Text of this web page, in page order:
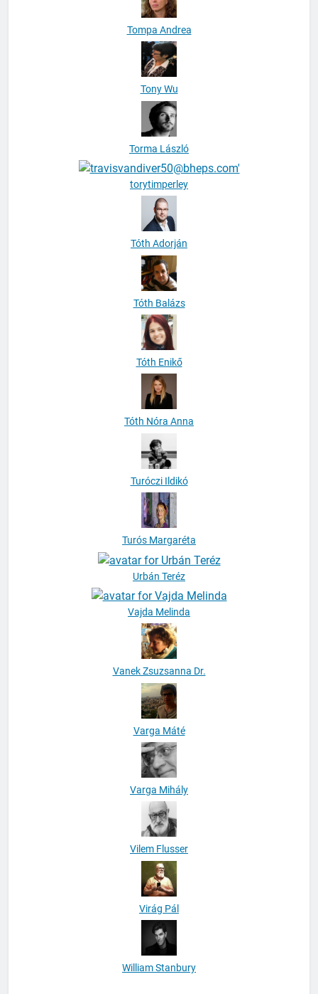
Tompa Andrea
Tony Wu
Torma László
torytimperley
Tóth Adorján
Tóth Balázs
Tóth Enikő
Tóth Nóra Anna
Turóczi Ildikó
Turós Margaréta
Urbán Teréz
Vajda Melinda
Vanek Zsuzsanna Dr.
Varga Máté
Varga Mihály
Vilem Flusser
Virág Pál
William Stanbury